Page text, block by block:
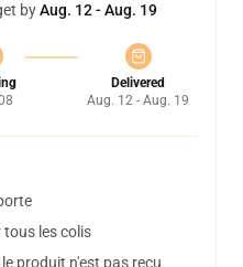
byAug. 12 - Aug. 19
Delivered
Aug. 12 - Aug. 19
les colis
produit n'est pas reçu